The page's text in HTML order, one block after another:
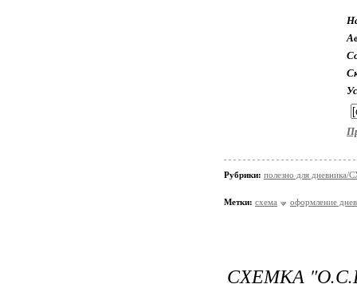
Рубрики: полезно для
Метки: схема оформление
СХЕМКА